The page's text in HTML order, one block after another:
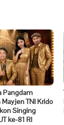
Pangdam
TNI Krido
Singing
ke-81 RI